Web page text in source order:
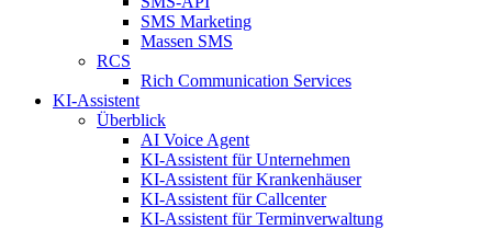
SMS Marketing
Massen SMS
RCS
Rich Communication Services
KI-Assistent
Überblick
AI Voice Agent
KI-Assistent für Unternehmen
KI-Assistent für Krankenhäuser
KI-Assistent für Callcenter
KI-Assistent für Terminverwaltung